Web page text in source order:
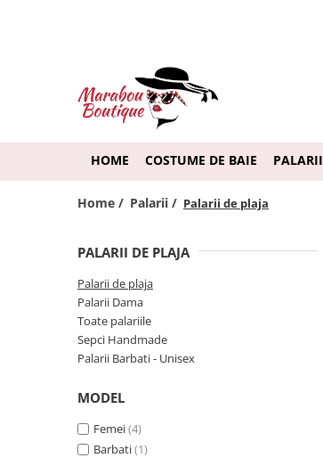
Palarii Dama
Palarii Barbati - Unisex
Sepci Handmade
Toate palariile
Ochelari pentru Femei
Ochelari pentru Barbati
Rame de Ochelari
HOME COSTUME DE BAIE PALARII
Home / Palarii / Palarii de plaja
PALARII DE PLAJA
Palarii de plaja
Palarii Dama
Toate palariile
Sepci Handmade
Palarii Barbati - Unisex
MODEL
Femei(4)
Barbati(1)